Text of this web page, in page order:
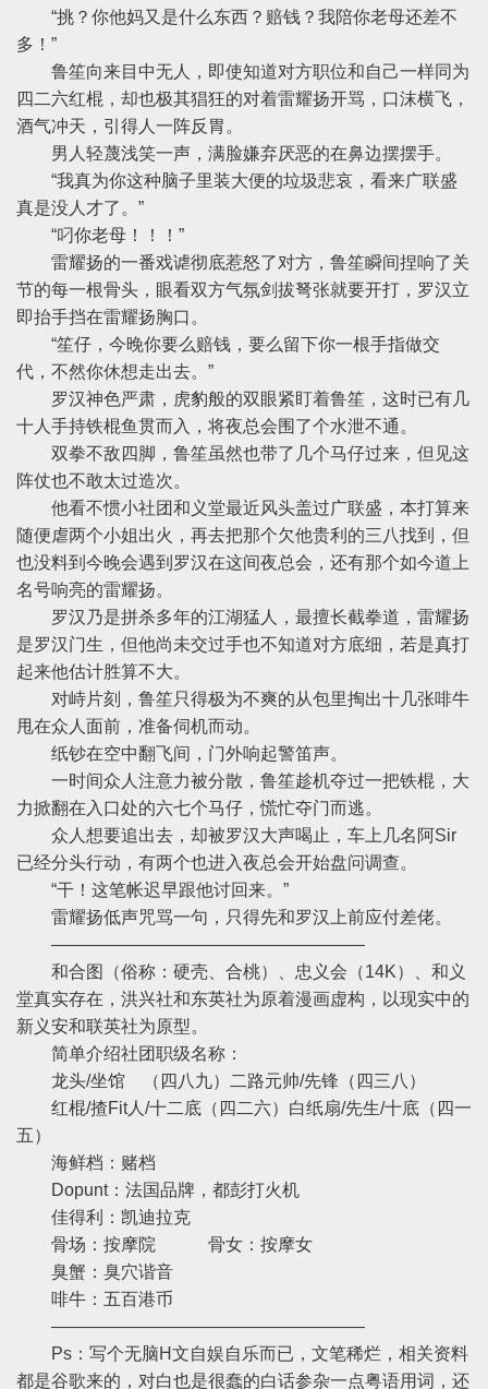
“挑？你他妈又是什么东西？赔钱？我陪你老母还差不
多！”
鲁笙向来目中无人，即使知道对方职位和自己一样同为
四二六红棍，却也极其猖狂的对着雷耀扬开骂，口沫横飞，
酒气冲天，引得人一阵反胃。
男人轻蔑浅笑一声，满脸嫌弃厌恶的在鼻边摆摆手。
“我真为你这种脑子里装大便的垃圾悲哀，看来广联盛
真是没人才了。”
“叼你老母！！！”
雷耀扬的一番戏谑彻底惹怒了对方，鲁笙瞬间捏响了关
节的每一根骨头，眼看双方气氛剑拔弩张就要开打，罗汉立
即抬手挡在雷耀扬胸口。
“笙仔，今晚你要么赔钱，要么留下你一根手指做交
代，不然你休想走出去。”
罗汉神色严肃，虎豹般的双眼紧盯着鲁笙，这时已有几
十人手持铁棍鱼贯而入，将夜总会围了个水泄不通。
双拳不敌四脚，鲁笙虽然也带了几个马仔过来，但见这
阵仗也不敢太过造次。
他看不惯小社团和义堂最近风头盖过广联盛，本打算来
随便虐两个小姐出火，再去把那个欠他贵利的三八找到，但
也没料到今晚会遇到罗汉在这间夜总会，还有那个如今道上
名号响亮的雷耀扬。
罗汉乃是拼杀多年的江湖猛人，最擅长截拳道，雷耀扬
是罗汉门生，但他尚未交过手也不知道对方底细，若是真打
起来他估计胜算不大。
对峙片刻，鲁笙只得极为不爽的从包里掏出十几张啡牛
甩在众人面前，准备伺机而动。
纸钞在空中翻飞间，门外响起警笛声。
一时间众人注意力被分散，鲁笙趁机夺过一把铁棍，大
力掀翻在入口处的六七个马仔，慌忙夺门而逃。
众人想要追出去，却被罗汉大声喝止，车上几名阿Sir
已经分头行动，有两个也进入夜总会开始盘问调查。
“干！这笔帐迟早跟他讨回来。”
雷耀扬低声咒骂一句，只得先和罗汉上前应付差佬。
——————————————————
和合图（俗称：硬壳、合桃）、忠义会（14K）、和义
堂真实存在，洪兴社和东英社为原着漫画虚构，以现实中的
新义安和联英社为原型。
简单介绍社团职级名称：
龙头/坐馆 （四八九）二路元帅/先锋（四三八）
红棍/揸Fit人/十二底（四二六）白纸扇/先生/十底（四一
五）
海鲜档：赌档
Dopunt：法国品牌，都彭打火机
佳得利：凯迪拉克
骨场：按摩院 骨女：按摩女
臭蟹：臭穴谐音
啡牛：五百港币
——————————————————
Ps：写个无脑H文自娱自乐而已，文笔稀烂，相关资料
都是谷歌来的，对白也是很蠢的白话参杂一点粤语用词，还